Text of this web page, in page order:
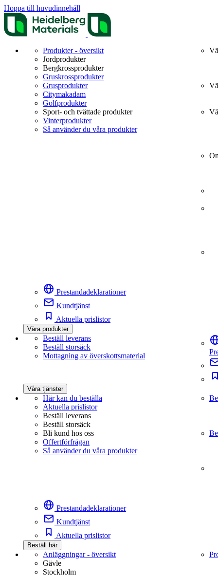
Hoppa till huvudinnehåll
Produkter - översikt
Jordprodukter
Bergkrossprodukter
Gruskrossprodukter
Grusprodukter
Citymakadam
Golfprodukter
Sport- och tvättade produkter
Vinterprodukter
Så använder du våra produkter
Prestandadeklarationer
Kundtjänst
Aktuella prislistor
Våra produkter
Beställ leverans
Beställ storsäck
Mottagning av överskottsmaterial
Våra tjänster
Här kan du beställa
Aktuella prislistor
Beställ leverans
Beställ storsäck
Bli kund hos oss
Offertförfrågan
Så använder du våra produkter
Prestandadeklarationer
Kundtjänst
Aktuella prislistor
Beställ här
Anläggningar - översikt
Gävle
Stockholm